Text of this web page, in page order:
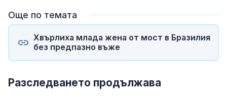
Още по темата
Хвърлиха млада жена от мост в Бразилия
без предпазно въже
Разследването продължава